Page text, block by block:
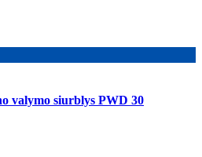
valymo siurblys PWD 30